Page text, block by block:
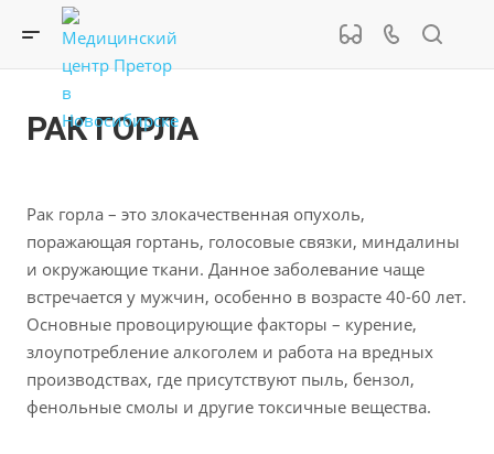
РАК ГОРЛА
Рак горла – это злокачественная опухоль,
поражающая гортань, голосовые связки, миндалины
и окружающие ткани. Данное заболевание чаще
встречается у мужчин, особенно в возрасте 40-60 лет.
Основные провоцирующие факторы – курение,
злоупотребление алкоголем и работа на вредных
производствах, где присутствуют пыль, бензол,
фенольные смолы и другие токсичные вещества.